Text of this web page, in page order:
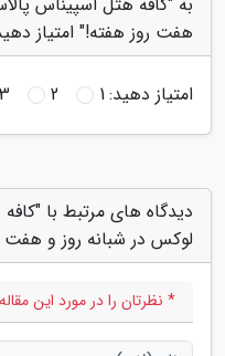
هفت روز هفته!" امتیاز
امتیاز دهید:1
2
3
دیدگاه های مرتبط با
لوکس در شبانه روز و هفت
* نظرتان را در مورد این